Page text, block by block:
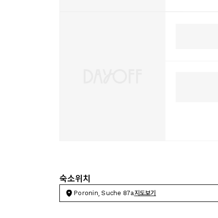
숙소위치
Poronin, Suche 87a지도보기